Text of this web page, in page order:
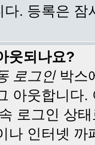
. 등록은
웃되나요?
로그인박스
아웃합니다
로그인 상
나 인터넷